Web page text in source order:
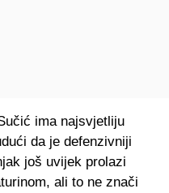
ima najsvjetliju
da je defenzivniji
još uvijek prolazi
ali to ne znači